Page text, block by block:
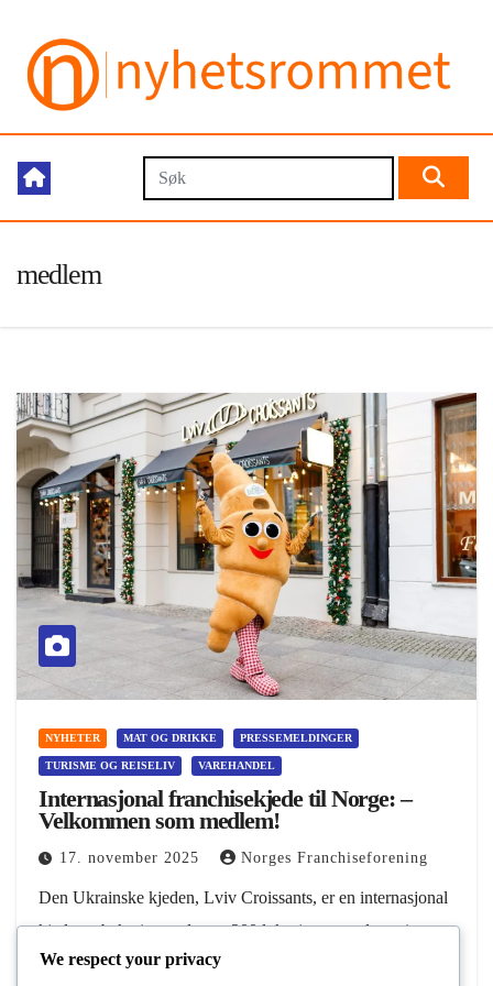
medlem
NYHETER MAT OG DRIKKE PRESSEMELDINGER
TURISME OG REISELIV VAREHANDEL
Internasjonal franchisekjede til Norge: –
Velkommen som medlem!
17. november 2025 Norges Franchiseforening
Den Ukrainske kjeden, Lviv Croissants, er en internasjonal
kjede av bakerier med over 200 lokasjoner rundt om i
verden. Du finner de blant annet i Polen, Slovakia,
We respect your privacy